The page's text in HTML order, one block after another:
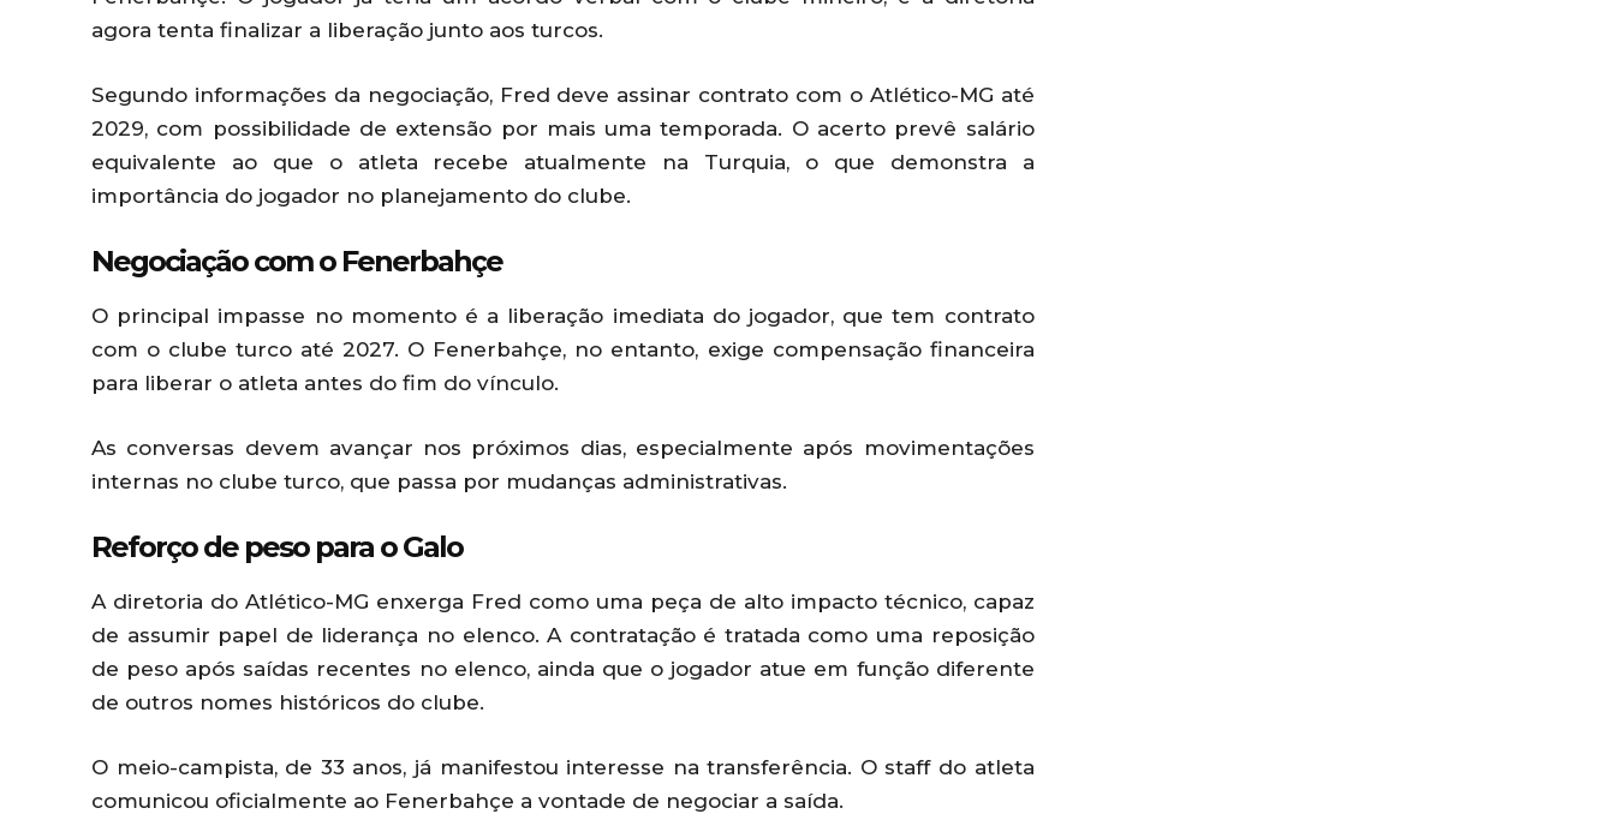
agora tenta finalizar a liberação junto aos turcos.
Segundo informações da negociação, Fred deve assinar contrato com o Atlético-MG até
2029, com possibilidade de extensão por mais uma temporada. O acerto prevê salário
equivalente ao que o atleta recebe atualmente na Turquia, o que demonstra a
importância do jogador no planejamento do clube.
Negociação com o Fenerbahçe
O principal impasse no momento é a liberação imediata do jogador, que tem contrato
com o clube turco até 2027. O Fenerbahçe, no entanto, exige compensação financeira
para liberar o atleta antes do fim do vínculo.
As conversas devem avançar nos próximos dias, especialmente após movimentações
internas no clube turco, que passa por mudanças administrativas.
Reforço de peso para o Galo
A diretoria do Atlético-MG enxerga Fred como uma peça de alto impacto técnico, capaz
de assumir papel de liderança no elenco. A contratação é tratada como uma reposição
de peso após saídas recentes no elenco, ainda que o jogador atue em função diferente
de outros nomes históricos do clube.
O meio-campista, de 33 anos, já manifestou interesse na transferência. O staff do atleta
comunicou oficialmente ao Fenerbahçe a vontade de negociar a saída.